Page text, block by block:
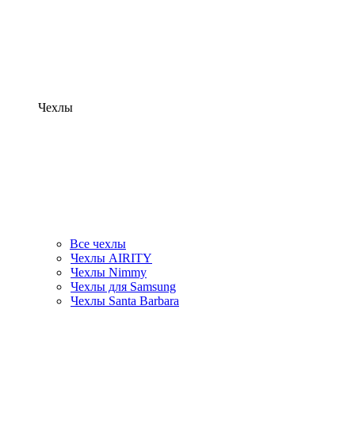
Чехлы
Все чехлы
Чехлы AIRITY
Чехлы Nimmy
Чехлы для Samsung
Чехлы Santa Barbara